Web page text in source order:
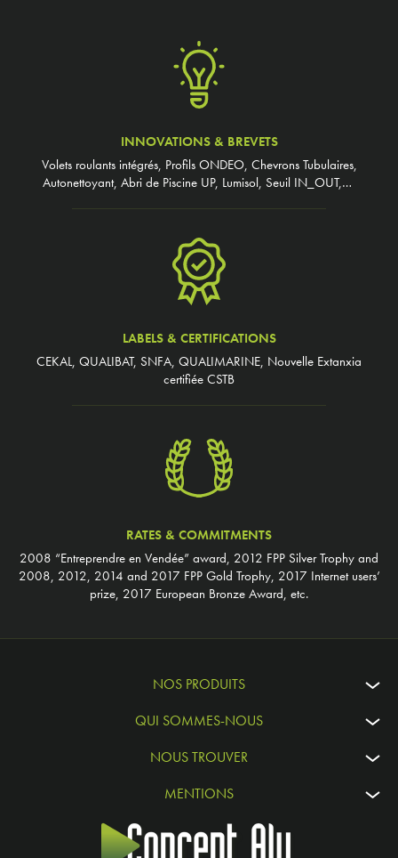
INNOVATIONS & BREVETS
Volets roulants intégrés, Profils ONDEO, Chevrons Tubulaires,
Autonettoyant, Abri de Piscine UP, Lumisol, Seuil IN_OUT,…
LABELS & CERTIFICATIONS
CEKAL, QUALIBAT, SNFA, QUALIMARINE, Nouvelle Extanxia
certifiée CSTB
RATES & COMMITMENTS
2008 “Entreprendre en Vendée” award, 2012 FPP Silver Trophy and
2008, 2012, 2014 and 2017 FPP Gold Trophy, 2017 Internet users’
prize, 2017 European Bronze Award, etc.
NOS PRODUITS
QUI SOMMES-NOUS
NOUS TROUVER
MENTIONS